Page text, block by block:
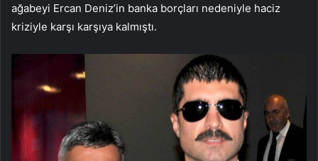
ağabeyi Ercan Deniz’in banka borçları nedeniyle haciz
kriziyle karşı karşıya kalmıştı.